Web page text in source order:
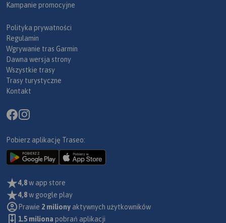
Kampanie promocyjne
Polityka prywatności
Regulamin
Wgrywanie tras Garmin
Dawna wersja strony
Wszystkie trasy
Trasy turystyczne
Kontakt
Pobierz aplikację Traseo:
4,8w app store
4,8w google play
Prawie 2 miliony aktywnych użytkowników
1.5 miliona pobrań aplikacji